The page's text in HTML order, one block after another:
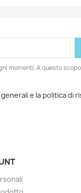
momenti. A questo
e la politica di